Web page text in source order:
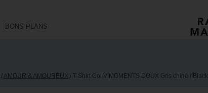
BONS PLANS
/ AMOUR & AMOUREUX / T-Shirt Col V MOMENTS DOUX Gris chiné / Black